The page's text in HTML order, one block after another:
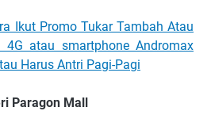
Ikut Promo Tukar Tambah Atau
4G atau smartphone Andromax
Harus Antri Pagi-Pagi
Paragon Mall